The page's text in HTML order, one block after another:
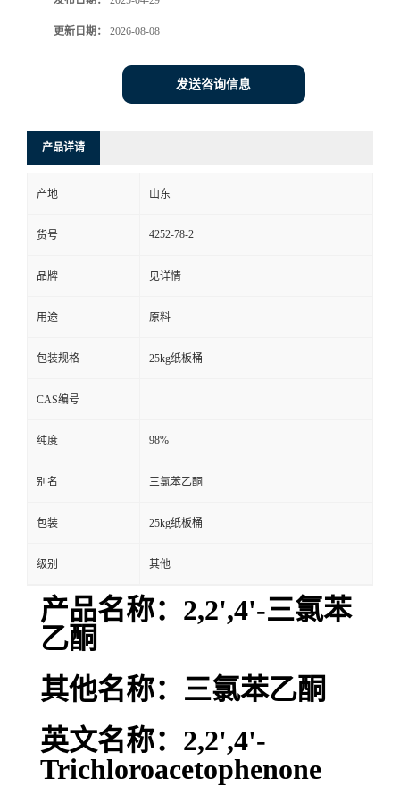
更新日期： 2026-08-08
发送咨询信息
产品详请
产地 山东
货号 4252-78-2
品牌 见详情
用途 原料
包装规格 25kg纸板桶
CAS编号
纯度 98%
别名 三氯苯乙酮
包装 25kg纸板桶
级别 其他
产品名称：2,2',4'-三氯苯
乙酮
其他名称：三氯苯乙酮
英文名称：2,2',4'-
Trichloroacetophenone